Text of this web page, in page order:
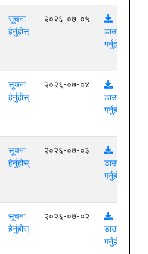
सूचना
हेर्नुहोस्
२०२६-०७-०५
डाउनलोड
गर्नुहोस्
सूचना
हेर्नुहोस्
२०२६-०७-०४
डाउनलोड
गर्नुहोस्
सूचना
हेर्नुहोस्
२०२६-०७-०३
डाउनलोड
गर्नुहोस्
सूचना
हेर्नुहोस्
२०२६-०७-०२
डाउनलोड
गर्नुहोस्